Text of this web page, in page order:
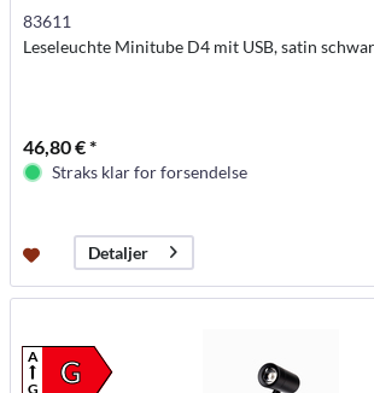
83611
Leseleuchte Minitube D4 mit USB, satin
46,80 € *
Straks klar for forsendelse
Detaljer
G
A
G